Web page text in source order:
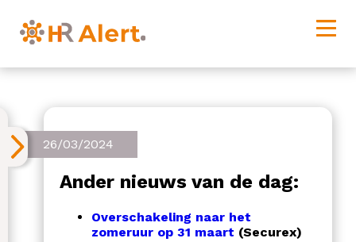
26/03/2024
Ander nieuws van de dag:
Overschakeling naar het
zomeruur op 31 maart (Securex)